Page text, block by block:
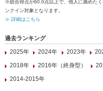
※総合得点が60.0点以上で、他人に薦めた
ンクイン対象となります。
≫ 詳細はこちら
過去ランキング
2025年
2024年 2023年
2018年
2016年（終身型）
2014-2015年